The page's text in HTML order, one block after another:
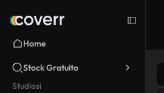
Home
Stock Gratuito
Studiosi